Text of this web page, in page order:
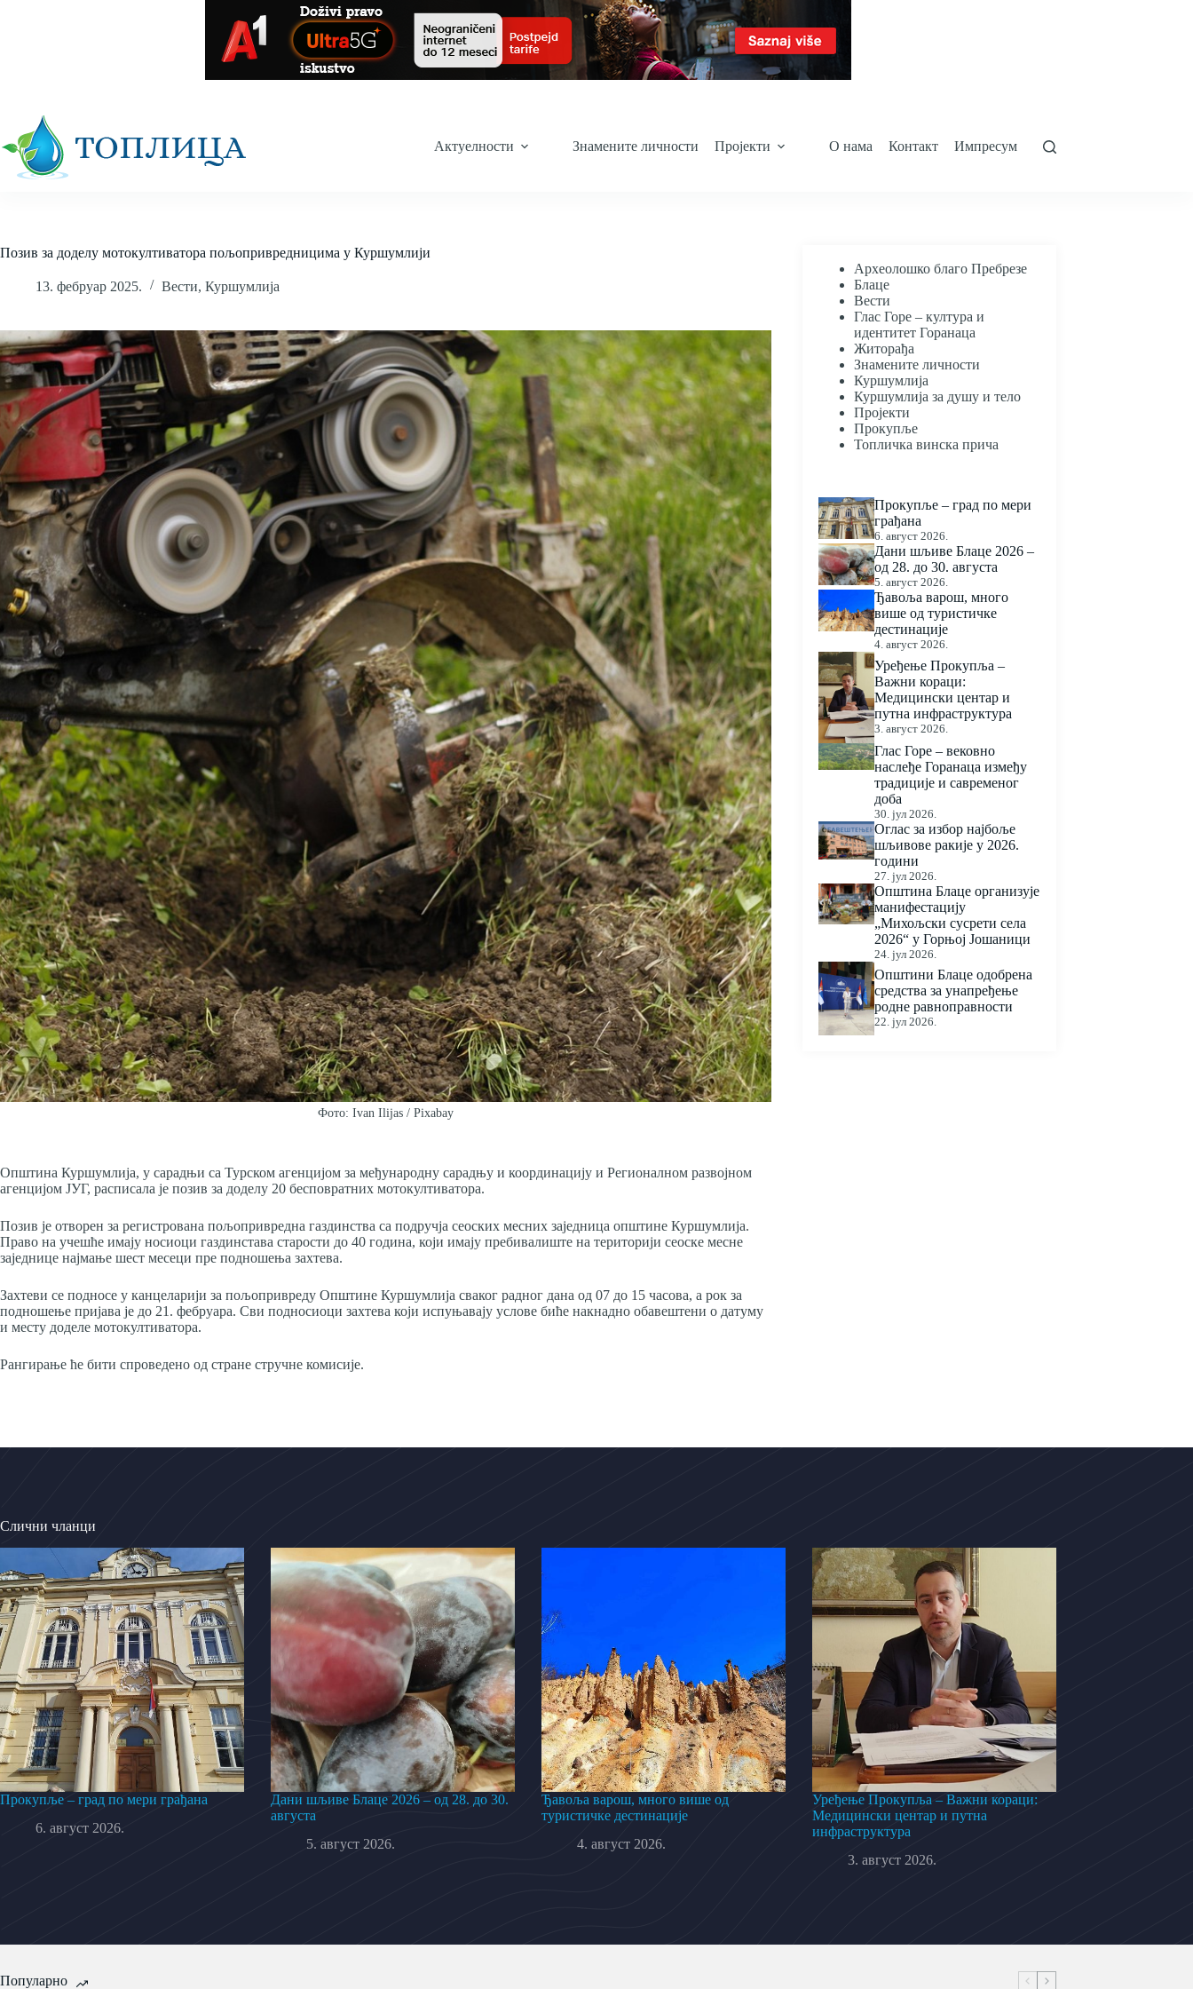
Актуелности Знамените личности Пројекти О нама Контакт Импресум
Позив за доделу мотокултиватора пољопривредницима у Куршумлији
13. фебруар 2025. Вести, Куршумлија
Фото: Ivan Ilijas / Pixabay
Општина Куршумлија, у сарадњи са Турском агенцијом за међународну сарадњу и координацију и Регионалном развојном
агенцијом ЈУГ, расписала је позив за доделу 20 бесповратних мотокултиватора.
Позив је отворен за регистрована пољопривредна газдинства са подручја сеоских месних заједница општине Куршумлија.
Право на учешће имају носиоци газдинстава старости до 40 година, који имају пребивалиште на територији сеоске месне
заједнице најмање шест месеци пре подношења захтева.
Захтеви се подносе у канцеларији за пољопривреду Општине Куршумлија сваког радног дана од 07 до 15 часова, а рок за
подношење пријава је до 21. фебруара. Сви подносиоци захтева који испуњавају услове биће накнадно обавештени о датуму
и месту доделе мотокултиватора.
Рангирање ће бити спроведено од стране стручне комисије.
Археолошко благо Пребрезе
Блаце
Вести
Глас Горе – култура и
идентитет Горанаца
Житорађа
Знамените личности
Куршумлија
Куршумлија за душу и тело
Пројекти
Прокупље
Топличка винска прича
Прокупље – град по мери
грађана
6. август 2026.
Дани шљиве Блаце 2026 –
од 28. до 30. августа
5. август 2026.
Ђавоља варош, много
више од туристичке
дестинације
4. август 2026.
Уређење Прокупља –
Важни кораци:
Медицински центар и
путна инфраструктура
3. август 2026.
Глас Горе – вековно
наслеђе Горанаца између
традиције и савременог
доба
30. јул 2026.
Оглас за избор најбоље
шљивове ракије у 2026.
години
27. јул 2026.
Општина Блаце организује
манифестацију
„Михољски сусрети села
2026“ у Горњој Јошаници
24. јул 2026.
Општини Блаце одобрена
средства за унапређење
родне равноправности
22. јул 2026.
Слични чланци
Прокупље – град по мери грађана
6. август 2026.
Дани шљиве Блаце 2026 – од 28. до 30.
августа
5. август 2026.
Ђавоља варош, много више од
туристичке дестинације
4. август 2026.
Уређење Прокупља – Важни кораци:
Медицински центар и путна
инфраструктура
3. август 2026.
Популарно